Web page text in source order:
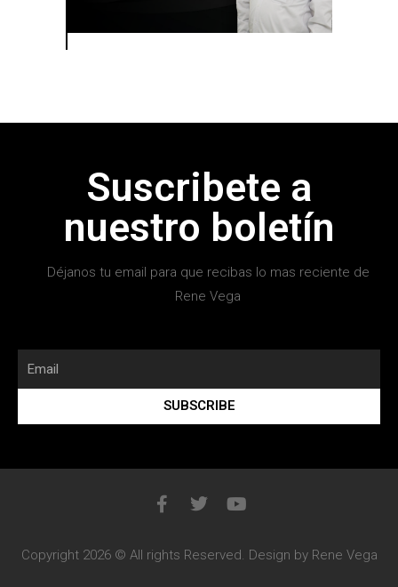
Suscribete a
nuestro boletín
Déjanos tu email para que recibas lo mas reciente de
Rene Vega
SUBSCRIBE
Copyright 2026 © All rights Reserved. Design by Rene Vega